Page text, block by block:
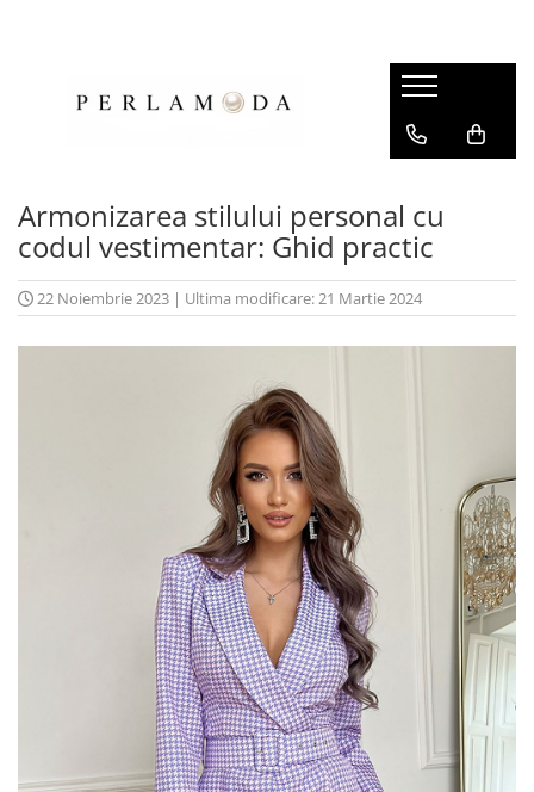
Armonizarea stilului personal cu
codul vestimentar: Ghid practic
22 Noiembrie 2023 | Ultima modificare: 21 Martie 2024